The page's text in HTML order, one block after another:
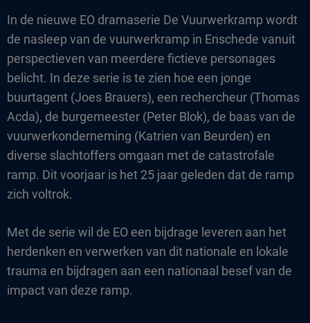
In de nieuwe EO dramaserie De Vuurwerkramp wordt
de nasleep van de vuurwerkramp in Enschede vanuit
perspectieven van meerdere fictieve personages
belicht. In deze serie is te zien hoe een jonge
buurtagent (Joes Brauers), een rechercheur (Thomas
Acda), de burgemeester (Peter Blok), de baas van de
vuurwerkonderneming (Katrien van Beurden) en
diverse slachtoffers omgaan met de catastrofale
ramp. Dit voorjaar is het 25 jaar geleden dat de ramp
zich voltrok.
Met de serie wil de EO een bijdrage leveren aan het
herdenken en verwerken van dit nationale en lokale
trauma en bijdragen aan een nationaal besef van de
impact van deze ramp.